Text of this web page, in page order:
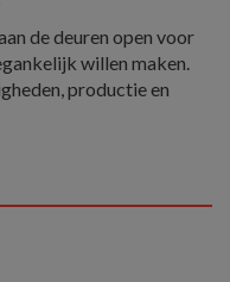
de deuren open voor
willen maken.
productie en